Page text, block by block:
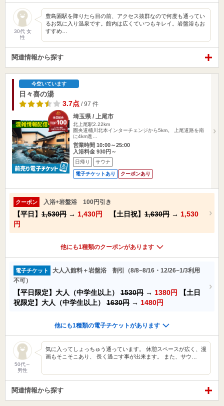
30代 女
性
豊島園駅を降りたら目の前、アクセス抜群なので何度も通ってい
るお気に入り温泉です。館内は広くていつもキレイ。岩盤浴もお
すすめ…
関連情報から探す
今空いています
日々喜の湯
3.7点 / 97 件
埼玉県 / 上尾市
北上尾駅2.22km
圏央道桶川北本インターチェンジから5km。 上尾道路を南
に4km進…
営業時間 10:00～25:00
入浴料金 930円～
日帰り サウナ
電子チケットあり クーポンあり
クーポン 入浴+岩盤浴 100円引き
【平日】 1,530円 → 1,430円 【土日祝】 1,630円 → 1,530
円
他にも1種類のクーポンがあります
電子チケット
大人入館料＋岩盤浴 割引（8/8~8/16・12/26~1/3利用
不可）
【平日限定】大人（中学生以上） 1530円 → 1380円
【土日
祝限定】大人（中学生以上） 1630円 → 1480円
他にも1種類の電子チケットがあります
50代～
男性
気に入ってしょっちゅう通っています。 休憩スペースが広く、漫
画もそこそこあり、 長く過ごす事が出来ます。 また、サウ…
関連情報から探す